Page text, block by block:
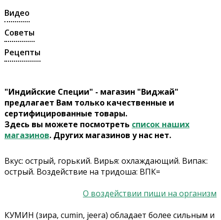
Видео
Советы
Рецепты
"Индийские Специи" - магазин "Виджай"
предлагает Вам только качественные и
сертифицированные товары.
Здесь вы можете посмотреть список наших
магазинов. Других магазинов у нас нет.
Вкус: острый, горький. Вирья: охлаждающий. Випак:
острый. Воздействие на тридоша: ВПК=
О воздействии пищи на организм
КУМИН (зира, cumin, jeera) обладает более сильным и